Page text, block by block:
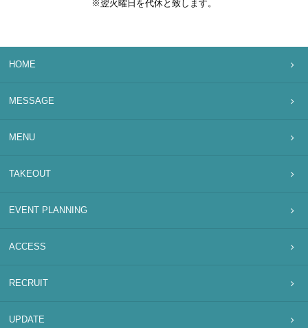
※翌火曜日を代休と致します。
HOME
MESSAGE
MENU
TAKEOUT
EVENT PLANNING
ACCESS
RECRUIT
UPDATE